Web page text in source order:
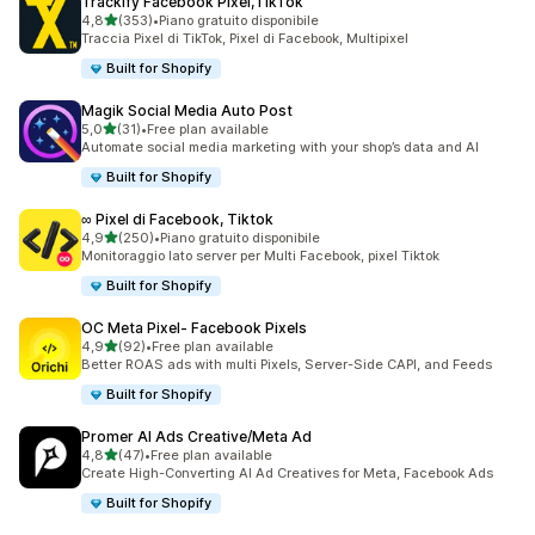
4,8stelle su 5
(353)
353 recensioni totali
•Piano gratuito disponibile
Traccia Pixel di TikTok, Pixel di Facebook, Multipixel
Built for Shopify
Magik Social Media Auto Post
5,0stelle su 5
(31)
31 recensioni totali
•Free plan available
Automate social media marketing with your shop’s data and AI
Built for Shopify
∞ Pixel di Facebook, Tiktok
4,9stelle su 5
(250)
250 recensioni totali
•Piano gratuito disponibile
Monitoraggio lato server per Multi Facebook, pixel Tiktok
Built for Shopify
OC Meta Pixel‑ Facebook Pixels
4,9stelle su 5
(92)
92 recensioni totali
•Free plan available
Better ROAS ads with multi Pixels, Server-Side CAPI, and Feeds
Built for Shopify
Promer AI Ads Creative/Meta Ad
4,8stelle su 5
(47)
47 recensioni totali
•Free plan available
Create High-Converting AI Ad Creatives for Meta, Facebook Ads
Built for Shopify